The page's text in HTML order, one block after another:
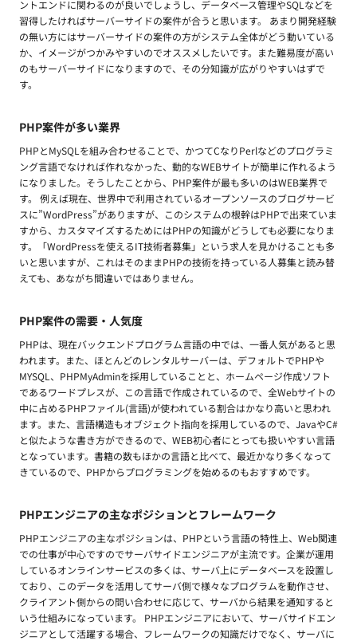
ントエンドに関わるのが良いでしょうし、データベース管理やSQLなどを
習得したければサーバーサイドの案件が合うと思います。 あまり開発経験
の無い方にはサーバーサイドの案件の方がシステム全体がどう動いている
か、イメージがつかみやすいのでオススメしたいです。また難易度が高い
のもサーバーサイドになりますので、その分知識が広がりやすいはずで
す。
PHP案件が多い業界
PHPとMySQLを組み合わせることで、かつてCなりPerlなどのプログラミ
ング言語でなければ作れなかった、動的なWEBサイトが簡単に作れるよう
になりました。そうしたことから、PHP案件が最も多いのはWEB業界で
す。 例えば現在、世界中で利用されているオープンソースのブログサービ
スに”WordPress”がありますが、このシステムの根幹はPHPで出来ていま
すから、カスタマイズするためにはPHPの知識がどうしても必要になりま
す。「WordPressを使えるIT技術者募集」という求人を見かけることも多
いと思いますが、これはそのままPHPの技術を持っている人募集と読み替
えても、あながち間違いではありません。
PHP案件の需要・人気度
PHPは、現在バックエンドプログラム言語の中では、一番人気があると思
われます。また、ほとんどのレンタルサーバーは、デフォルトでPHPや
MYSQL、PHPMyAdminを採用していることと、ホームページ作成ソフト
であるワードプレスが、この言語で作成されているので、全Webサイトの
中に占めるPHPファイル(言語)が使われている割合はかなり高いと思われ
ます。また、言語構造もオブジェクト指向を採用しているので、JavaやC#
と似たような書き方ができるので、WEB初心者にとっても扱いやすい言語
となっています。書籍の数もほかの言語と比べて、最近かなり多くなって
きているので、PHPからプログラミングを始めるのもおすすめです。
PHPエンジニアの主なポジションとフレームワーク
PHPエンジニアの主なポジションは、PHPという言語の特性上、Web関連
での仕事が中心ですのでサーバサイドエンジニアが主流です。企業が運用
しているオンラインサービスの多くは、サーバ上にデータベースを設置し
ており、このデータを活用してサーバ側で様々なプログラムを動作させ、
クライアント側からの問い合わせに応じて、サーバから結果を通知すると
いう仕組みになっています。 PHPエンジニアにおいて、サーバサイドエン
ジニアとして活躍する場合、フレームワークの知識だけでなく、サーバに